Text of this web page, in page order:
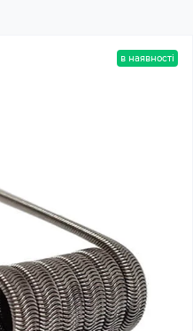
в наявності